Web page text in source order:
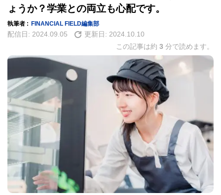
ょうか？学業との両立も心配です。
執筆者 : FINANCIAL FIELD編集部
配信日: 2024.09.05 更新日: 2024.10.10
この記事は約 3 分で読めます。